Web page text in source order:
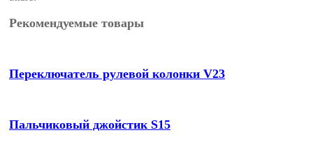
Рекомендуемые товары
Переключатель рулевой колонки V23
Пальчиковый джойстик S15